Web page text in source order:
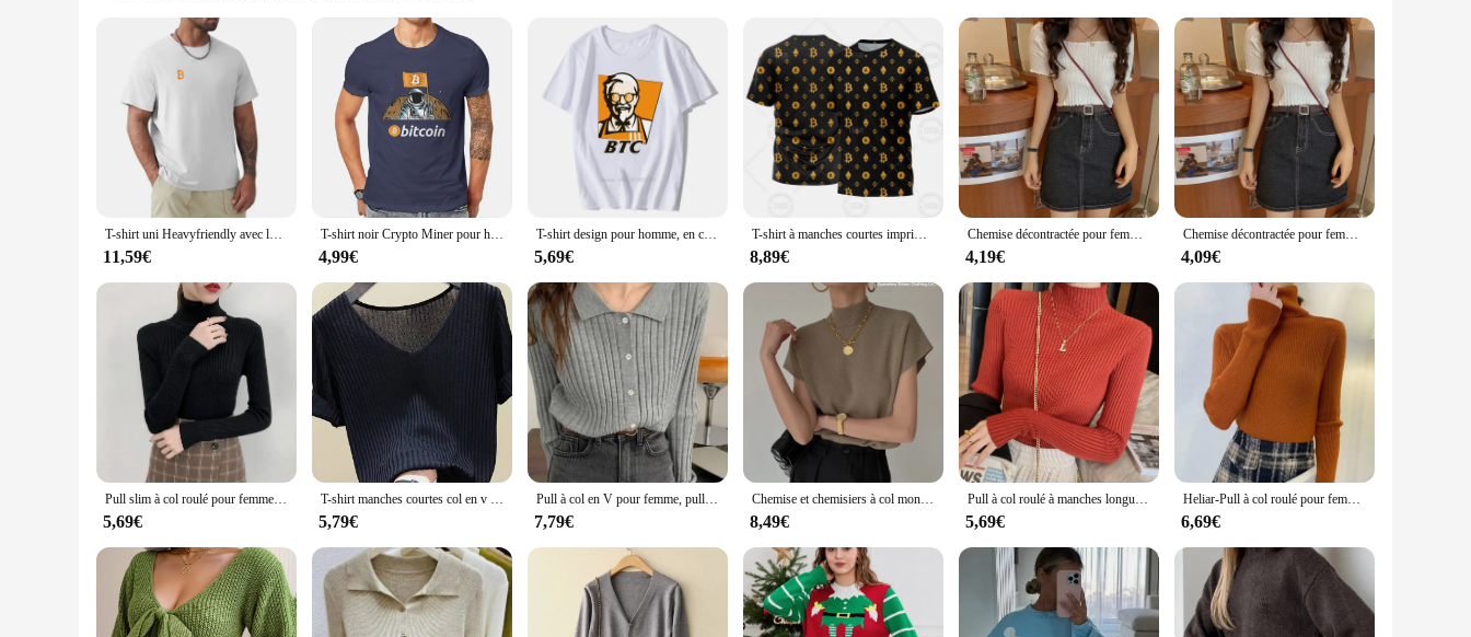
Applicable People: Men and Women
**Embrace the Future of Currency**
The chemise bitcoin T-shirts are not just a fashion statement but a nod to the future of currency. These unisex graphic tees are designed to resonate with the Bitcoin community, featuring a bold and
stylish bitcoin symbol that captures the essence of the digital currency. Made from a premium cotton blend, these shirts offer a soft touch and durability, ensuring they withstand the test of time and
numerous washes.
**Versatile and Trendy**
Whether you're attending a cryptocurrency conference or simply want to show off your love for Bitcoin, these chemise bitcoin T-shirts are versatile enough to fit any casual setting. The design is not
men and women, making them a perfect gift for friends and family who share your enthusiasm for Bitcoin.
**For the Bitcoin Enthusiast**
The chemise bitcoin T-shirts are not just a piece of clothing; they're a symbol of support for the Bitcoin community. Whether you're a vendor, supplier, or simply a Bitcoin enthusiast, these shirts are a
must-have addition to your wardrobe. They're ideal for setting up at Bitcoin-related events, participating in online forums, or simply for everyday wear to show off your Bitcoin pride. With wholesale
and set options available, these shirts are a fantastic choice for businesses looking to offer a unique product to their customers.
T-shirt uni Heavyfriendly avec logo Bitcoin pour homme, sweat-shirts classiques, BTC
11,59€
T-shirt noir Crypto Miner pour homme, Crypto-monnaie, Bitcoin, BTC, grande taille, décontracté, Y-Tee
4,99€
T-shirt design pour homme, en coton, motif crypto-monnaie, Bitcoin BTC
5,69€
T-shirt à manches courtes imprimé en 3D pour hommes, chemise Crypto, haut de sport décontracté, Bitcoin, Ethereum, vêtements pour couples, cadeau
8,89€
Chemise décontractée pour femme, design coréen, style sexy, chemise à la mode, impression de documents solides, haut décontracté pour femme, été, 1 pièce
4,19€
Chemise décontractée pour femme, design coréen, style sexy, chemise à la mode, impression de documents solides, haut décontracté pour femme, été, 1 pièce
4,09€
Pull slim à col roulé pour femme, pull à manches longues, chemises décontractées pour femme, vêtements doux et chauds, hiver, Y2K, Y-2024
5,69€
T-shirt manches courtes col en v pour femmes, bleu slim noir mince 107 orange, été
5,79€
Pull à col en V pour femme, pull à boutons, pull doux, mode automne et hiver, 2024
7,79€
Chemise et chemisiers à col montant pour femmes, manches courtes en Y, élégant, gladast, dame de bureau, mode, été, 1 pièce
8,49€
Pull à col roulé à manches longues pour femmes, pull slim décontracté, vêtements simples et chics, mode coréenne, élégant, solide, basique
5,69€
Heliar-Pull à col roulé pour femme, pulls basiques en cachemire doux, automne et hiver 2024
6,69€